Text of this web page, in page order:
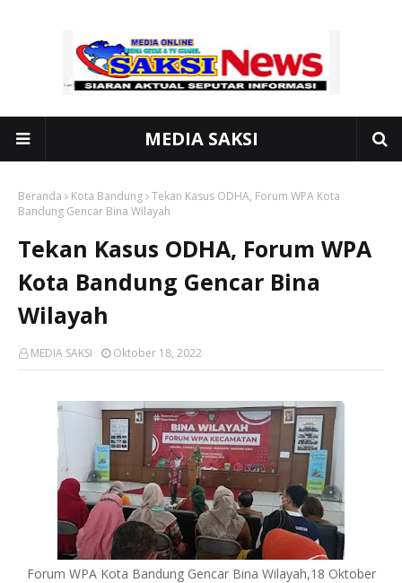
MEDIA SAKSI
Beranda Kota Bandung Tekan Kasus ODHA, Forum WPA Kota
Bandung Gencar Bina Wilayah
Tekan Kasus ODHA, Forum WPA
Kota Bandung Gencar Bina
Wilayah
MEDIA SAKSI Oktober 18, 2022
Forum WPA Kota Bandung Gencar Bina Wilayah,18 Oktober